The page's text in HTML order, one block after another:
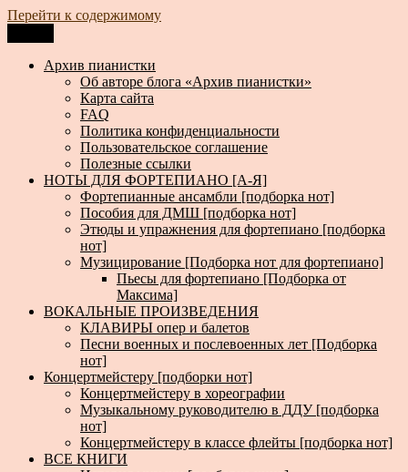
Перейти к содержимому
Архив пианистки
Всё для пианистов: ноты, книги, музыка, статьи…
Архив пианистки
Об авторе блога «Архив пианистки»
Карта сайта
FAQ
Политика конфиденциальности
Пользовательское соглашение
Полезные ссылки
НОТЫ ДЛЯ ФОРТЕПИАНО [А-Я]
Фортепианные ансамбли [подборка нот]
Пособия для ДМШ [подборка нот]
Этюды и упражнения для фортепиано [подборка
нот]
Музицирование [Подборка нот для фортепиано]
Пьесы для фортепиано [Подборка от
Максима]
ВОКАЛЬНЫЕ ПРОИЗВЕДЕНИЯ
КЛАВИРЫ опер и балетов
Песни военных и послевоенных лет [Подборка
нот]
Концертмейстеру [подборки нот]
Концертмейстеру в хореографии
Музыкальному руководителю в ДДУ [подборка
нот]
Концертмейстеру в классе флейты [подборка нот]
ВСЕ КНИГИ